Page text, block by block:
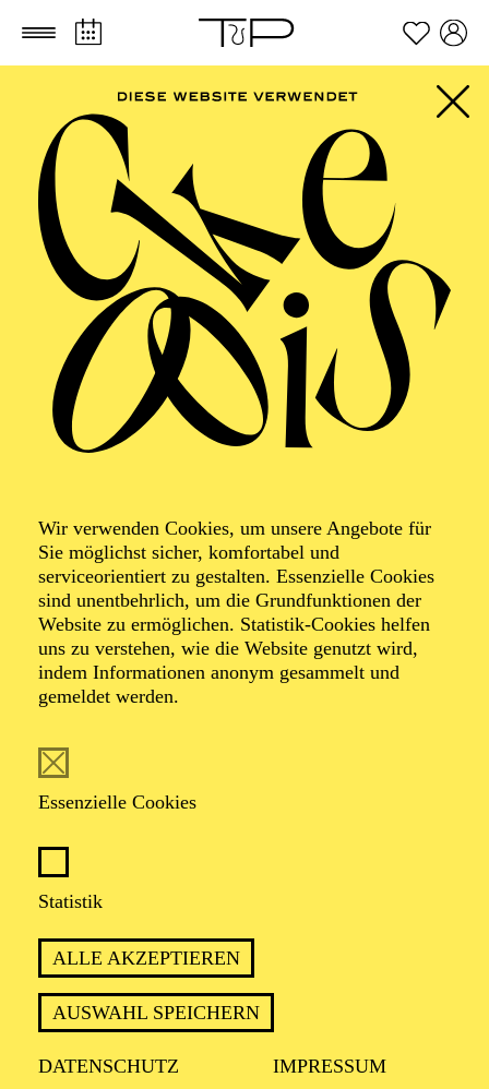
Zum Hauptinhalt springen Zum Footer springen
Wir verwenden Cookies, um unsere Angebote für
Sie möglichst sicher, komfortabel und
serviceorientiert zu gestalten. Essenzielle Cookies
sind unentbehrlich, um die Grundfunktionen der
Website zu ermöglichen. Statistik-Cookies helfen
uns zu verstehen, wie die Website genutzt wird,
indem Informationen anonym gesammelt und
gemeldet werden.
Essenzielle Cookies
Statistik
ALLE AKZEPTIEREN
AUSWAHL SPEICHERN
DATENSCHUTZ IMPRESSUM
FILTER
SEPTEMBER 2026
PHILHARMONIE ESSEN
Freitag
04.09.2026
20:00 - 23:00
Alfried Krupp Saal
Veranstalter: Theater-, Konzert- u. Gastspieldirektion OTTO
HOFNER GMBH
TICKETS
55,20 52,70€
Die Veranstaltung ist vom Angebot der TUPcard ausgeschlossen.
Samstag
05.09.2026
Grillo-Theater
BLICK AUF DEN IRAN –
STIMMEN ZUR AKTUELLEN
LAGE
Veranstalter: Eine Kooperationsveranstaltung mit der Stadt
Essen